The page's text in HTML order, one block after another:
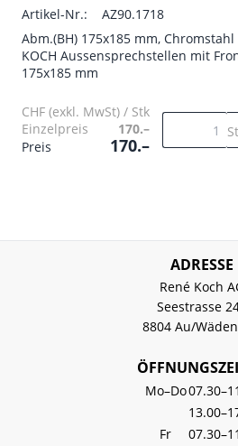
Artikel-Nr.:
AZ90.1718
Abm.(BH) 175x185 mm, Chromstahl
KOCH Aussensprechstellen mit
175x185 mm
CHF (exkl. MwSt) / Stk
Einzelpreis
170.–
Preis
170.–
ADRESSE
René Koch
Seestrasse
8804 Au/
Mo–Do
Fr